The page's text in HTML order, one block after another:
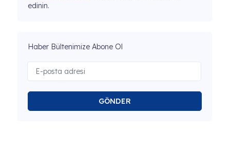
edinin.
Haber Bültenimize Abone Ol
GÖNDER